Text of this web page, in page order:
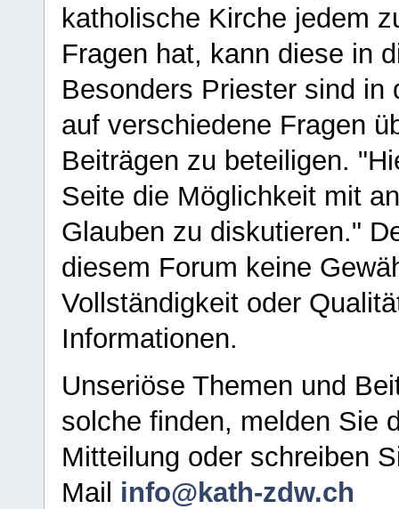
katholische Kirche jedem
Fragen hat, kann diese in
Besonders Priester sind in
auf verschiedene Fragen
Beiträgen zu beteiligen.
Seite die Möglichkeit mit
Glauben zu diskutieren."
diesem Forum keine
Vollständigkeit oder
Informationen.
Unseriöse Themen und
solche finden, melden Sie
Mitteilung oder schreiben
Mail info@kath-zdw.ch